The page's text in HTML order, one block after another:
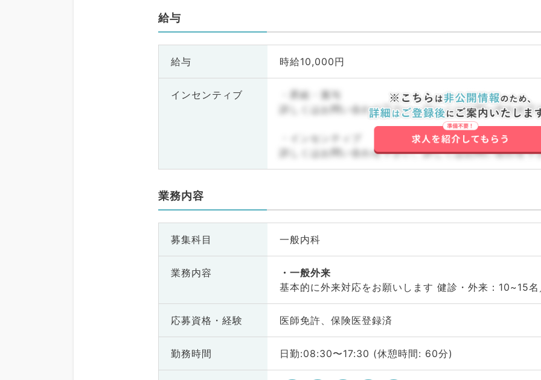
給与
給与 時給10,000円
インセンティブ
・昇給・賞与
詳しくはお問い合わせ下さい。詳しくはお問い合わせ下
・インセンティブ
詳しくはお問い合わせ下さい。詳しくはお問い合わせ下
業務内容
募集科目 一般内科
業務内容
一般外来
基本的に外来対応をお願いします 健診・外来：10~15
応募資格・ 経験 医師免許、保険医登録済
勤務時間 日勤:08:30〜17:30 (休憩時間: 60分)